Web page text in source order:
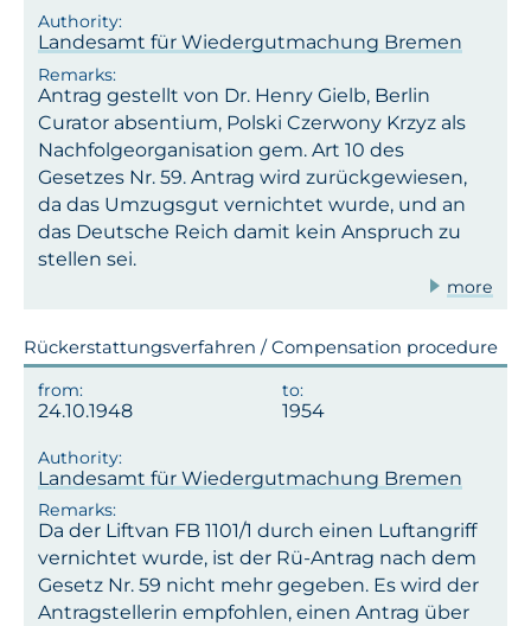
Landesamt für Wiedergutmachung Bremen
Antrag gestellt von Dr. Henry Gielb, Berlin
Curator absentium, Polski Czerwony Krzyz als
Nachfolgeorganisation gem. Art 10 des
Gesetzes Nr. 59. Antrag wird zurückgewiesen,
da das Umzugsgut vernichtet wurde, und an
das Deutsche Reich damit kein Anspruch zu
stellen sei.
more
Rückerstattungsverfahren / Compensation procedure
24.10.1948 1954
Landesamt für Wiedergutmachung Bremen
Da der Liftvan FB 1101/1 durch einen Luftangriff
vernichtet wurde, ist der Rü-Antrag nach dem
Gesetz Nr. 59 nicht mehr gegeben. Es wird der
Antragstellerin empfohlen, einen Antrag über